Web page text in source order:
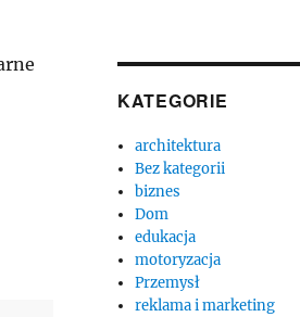
KATEGORIE
architektura
Bez kategorii
biznes
Dom
edukacja
motoryzacja
Przemysł
reklama i marketing